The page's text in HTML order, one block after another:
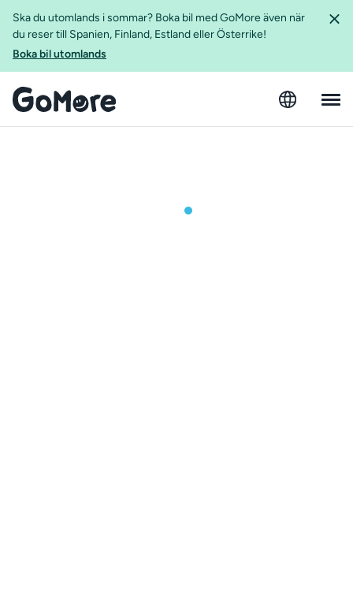
Ska du utomlands i sommar? Boka bil med GoMore även när
du reser till Spanien, Finland, Estland eller Österrike!
Boka bil utomlands